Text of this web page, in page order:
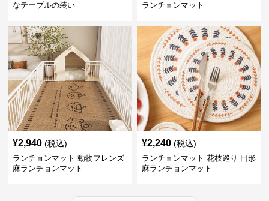
なテーブルの装い
ランチョンマット
¥2,940 (税込)
ランチョンマット 動物フレンズ
麻ランチョンマット
¥2,240 (税込)
ランチョンマット 花枝巡り 円形
麻ランチョンマット